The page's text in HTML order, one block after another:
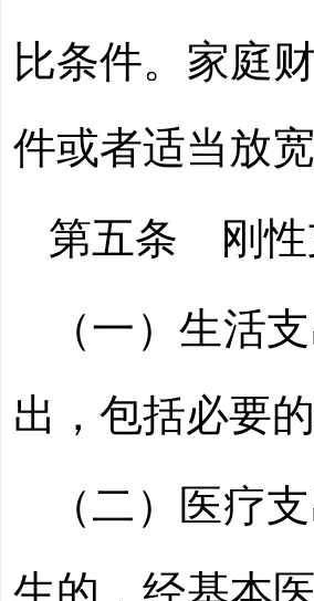
比条件。家庭
件或者适当放宽
第五条 刚性
（一）生活
出，包括必要
（二）医疗